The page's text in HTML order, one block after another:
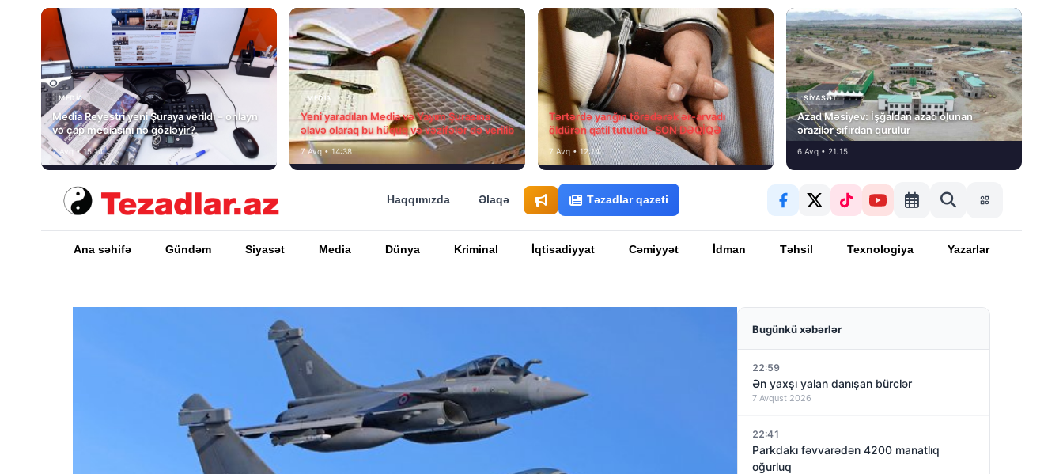
MEDİA
Media Reyestri yeni Şuraya verildi – onlayn
və çap mediasını nə gözləyir?
7 Avq • 15:14
MEDİA
Yeni yaradılan Media və Yayım Şurasına
əlavə olaraq bu hüquq və vəzifələr də verilib
7 Avq • 14:38
Tərtərdə yanğın törədərək ər-arvadı
öldürən qatil tutuldu- SON DƏQİQƏ
7 Avq • 12:14
SIYASƏT
Azad Məsiyev: İşğaldan azad olunan
ərazilər sıfırdan qurulur
6 Avq • 21:15
Haqqımızda Əlaqə Təzadlar qazeti
Ana səhifə Gündəm Siyasət Media Dünya Kriminal İqtisadiyyat Cəmiyyət İdman Təhsil Texnologiya Yazarlar
Bugünkü xəbərlər
22:59
Ən yaxşı yalan danışan bürclər
7 Avqust 2026
22:41
Parkdakı fəvvarədən 4200 manatlıq
oğurluq